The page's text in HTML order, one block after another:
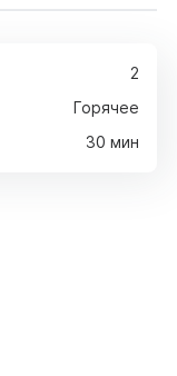
2
Горячее
30 мин